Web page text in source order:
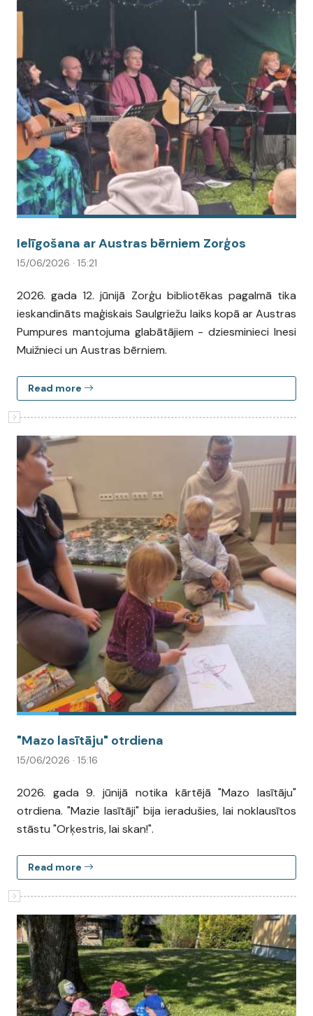
Ielīgošana ar Austras bērniem Zorģos
15/06/2026 · 15:21
2026. gada 12. jūnijā Zorģu bibliotēkas pagalmā tika
ieskandināts maģiskais Saulgriežu laiks kopā ar Austras
Pumpures mantojuma glabātājiem - dziesminieci Inesi
Muižnieci un Austras bērniem.
Read more
"Mazo lasītāju" otrdiena
15/06/2026 · 15:16
2026. gada 9. jūnijā notika kārtējā "Mazo lasītāju"
otrdiena. "Mazie lasītāji" bija ieradušies, lai noklausītos
stāstu "Orķestris, lai skan!".
Read more